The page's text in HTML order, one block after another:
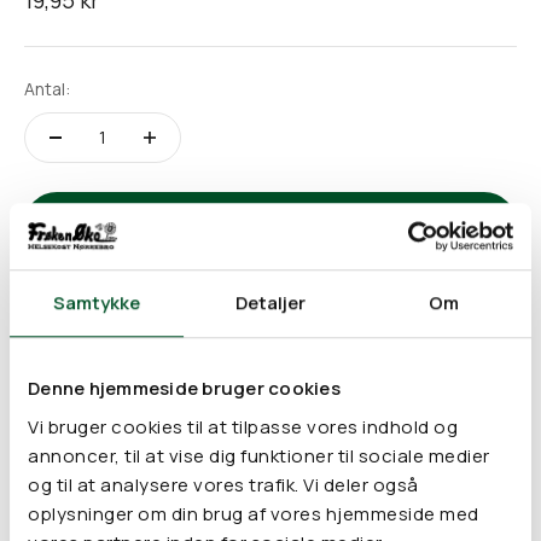
Samtykke Detaljer Om
Denne hjemmeside bruger cookies
Vi bruger cookies til at tilpasse vores indhold og
annoncer, til at vise dig funktioner til sociale medier
og til at analysere vores trafik. Vi deler også
oplysninger om din brug af vores hjemmeside med
Antal:
hud og på miljøet. Disse vatrondeller fra Simply Gentle er
og træ. Bomulden, som vatrondellerne er lavet af, er
produceret helt uden sprøjtemidler.
Vatrondellerne egner sig godt til fjernelse af makeup og
neglelak. De kan bruges af både børn og voksne og kan også